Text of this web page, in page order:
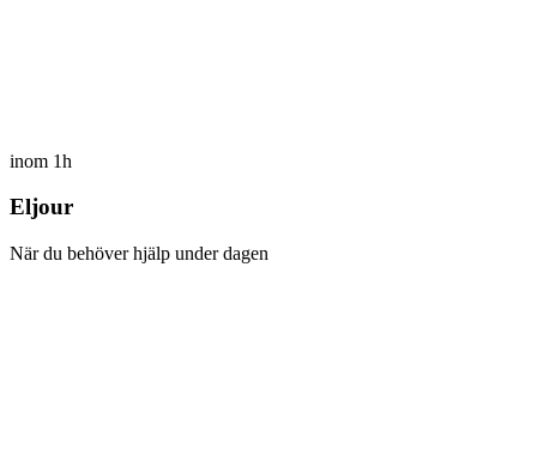
inom 1h
Eljour
När du behöver hjälp under dagen